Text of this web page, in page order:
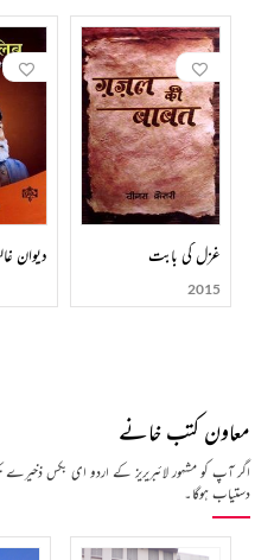
غزل کی بابت
2015
دیوان
معاون کتب خانے
اگر آپ کو مشہور لائبریریز کے اردو ای بکس
دستیاب ہوگا۔